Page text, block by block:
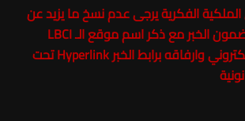
الفكرية يرجى عدم نسخ ما يزيد عن
20 في المئة من مضمون الخبر مع ذكر اسم موقع الـ LBCI
Lebanon News الالكتروني وارفاقه برابط الخبر Hyperlink تحت